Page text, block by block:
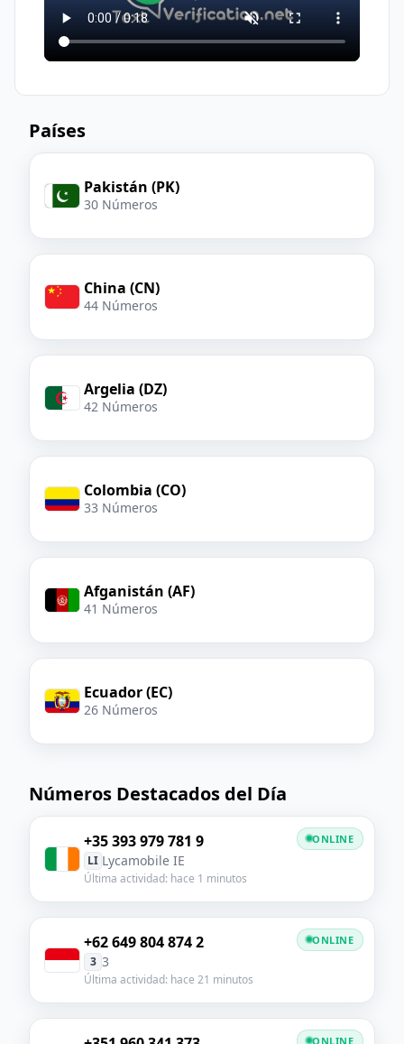
Países
Pakistán (PK)
30 Números
China (CN)
44 Números
Argelia (DZ)
42 Números
Colombia (CO)
33 Números
Afganistán (AF)
41 Números
Ecuador (EC)
26 Números
Números Destacados del Día
+35 393 979 781 9
LI Lycamobile IE
Última actividad: hace 1 minutos
ONLINE
+62 649 804 874 2
3 3
Última actividad: hace 21 minutos
ONLINE
ONLINE